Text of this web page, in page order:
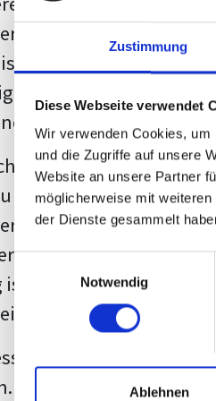
Zustimmung
Diese Webseite verwendet
Wir verwenden Cookies,
und die Zugriffe auf unsere
Website an unsere Partner
möglicherweise mit
der Dienste gesammelt
Notwendig
Ablehnen
Meinungen
Texte,
Eigentum des
zu kommunizieren.
wurde mit Blick
wirst nicht nur
Zuhilfenahme von
ist ebenso
ist so konzipiert, dass
zu bieten.
des
Jedoch, ausgestattet